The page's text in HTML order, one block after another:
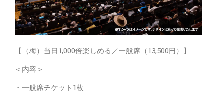
【（梅）当日1,000倍楽しめる／一般席（13,500円）】
＜内容＞
・一般席チケット1枚